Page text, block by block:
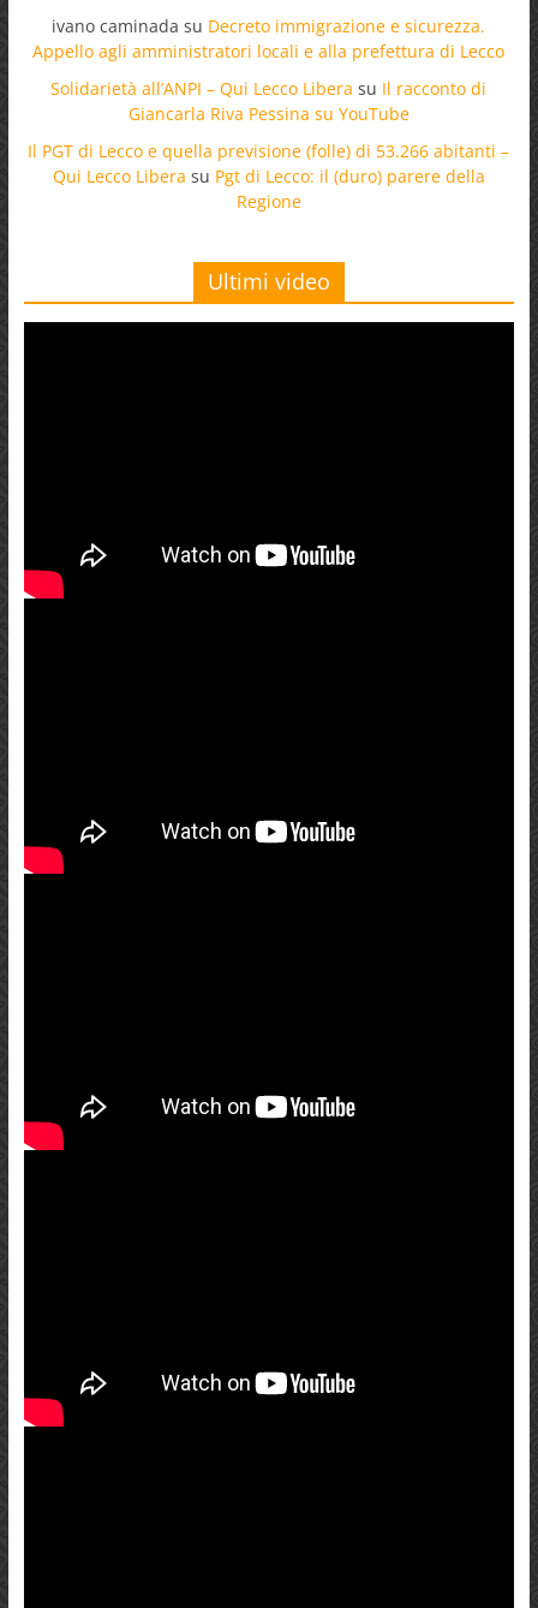
ivano caminada su Decreto immigrazione e sicurezza.
Appello agli amministratori locali e alla prefettura di Lecco
Solidarietà all’ANPI – Qui Lecco Libera su Il racconto di
Giancarla Riva Pessina su YouTube
Il PGT di Lecco e quella previsione (folle) di 53.266 abitanti –
Qui Lecco Libera su Pgt di Lecco: il (duro) parere della
Regione
Ultimi video